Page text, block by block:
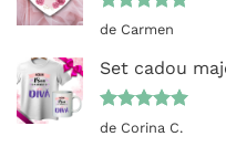
Evaluat la
de Carmen
Set cadou
Evaluat la
de Corina C.